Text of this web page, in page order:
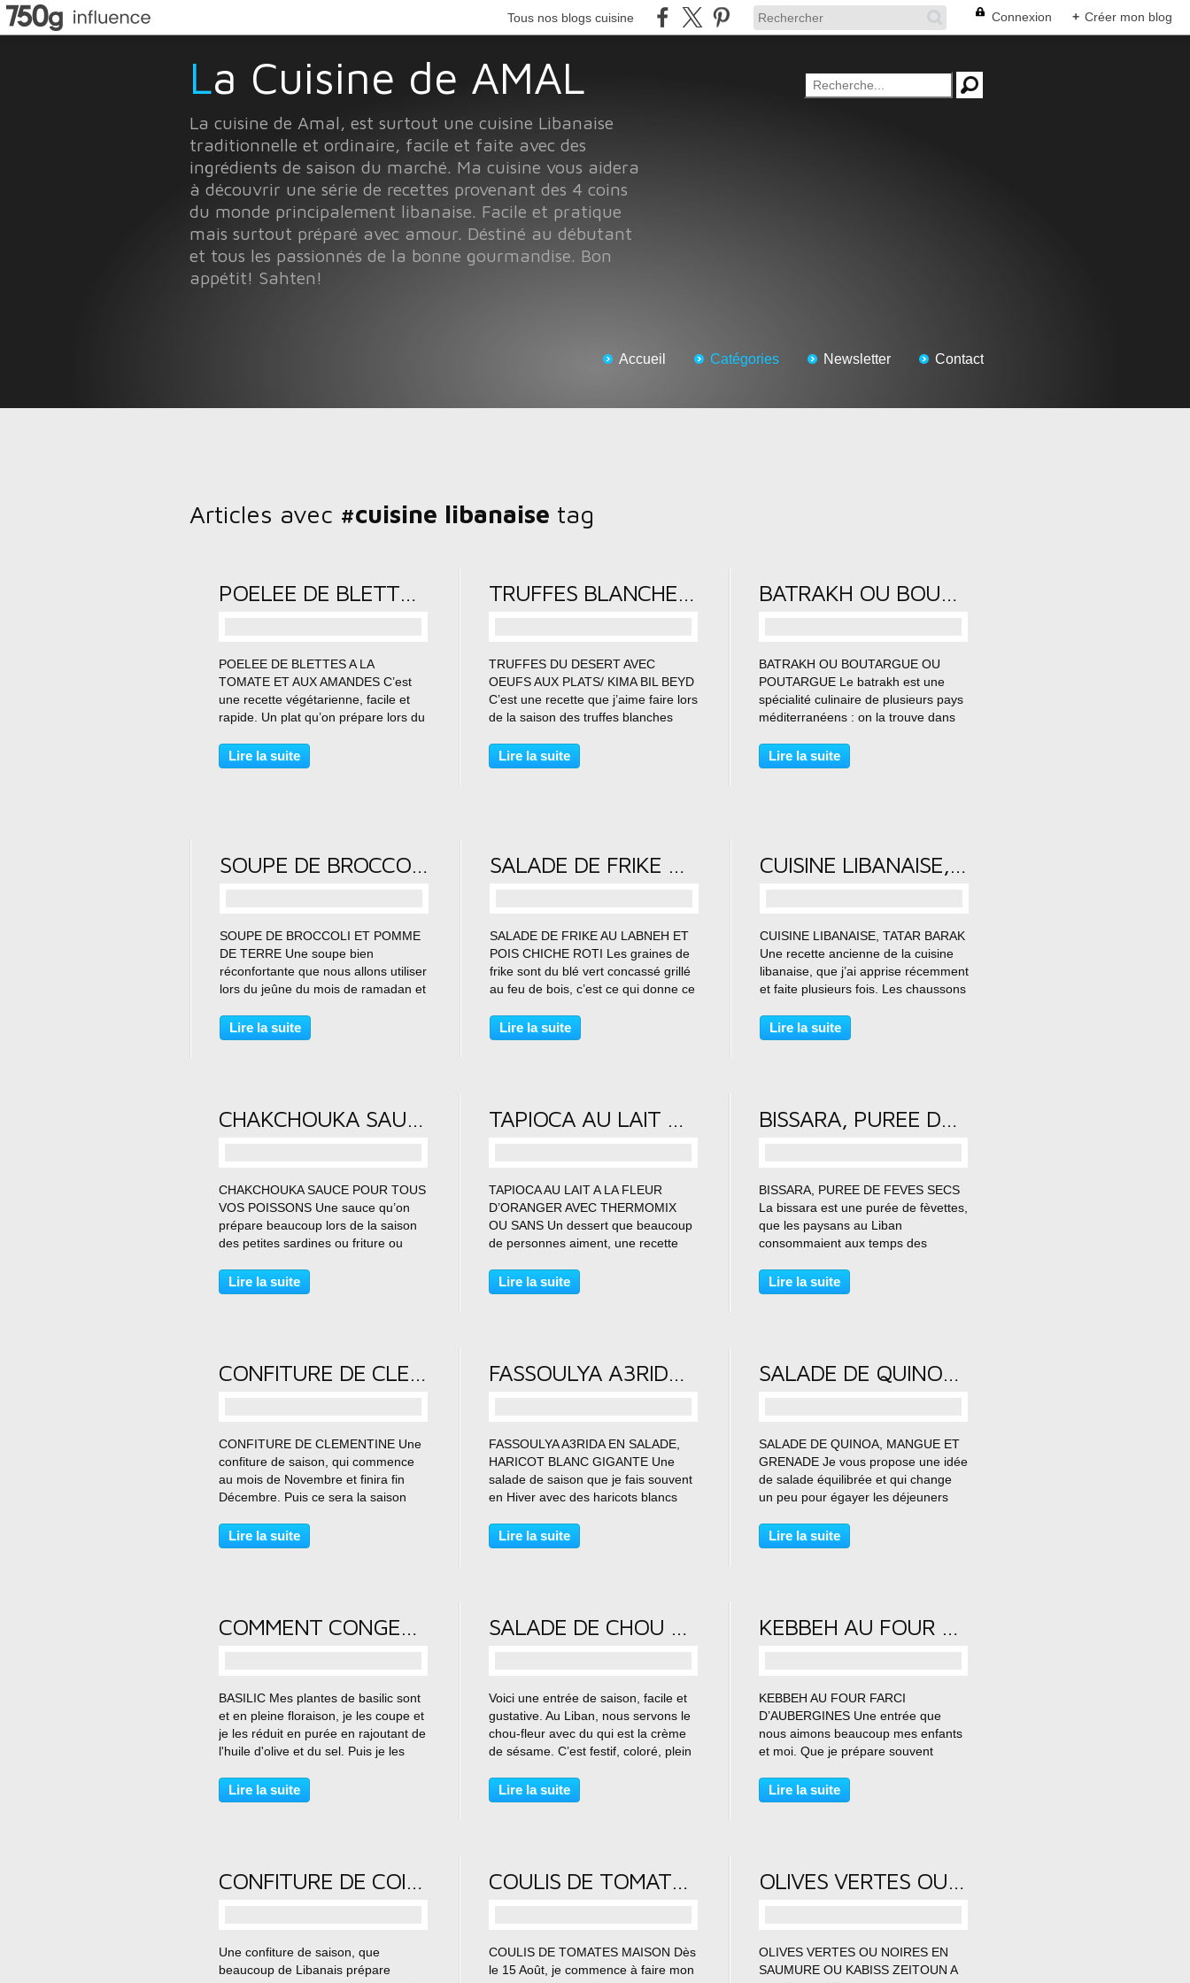
Tous nos blogs cuisine Connexion + Créer mon blog
La Cuisine de AMAL
La cuisine de Amal, est surtout une cuisine Libanaise
traditionnelle et ordinaire, facile et faite avec des
ingrédients de saison du marché. Ma cuisine vous aidera
à découvrir une série de recettes provenant des 4 coins
du monde principalement libanaise. Facile et pratique
mais surtout préparé avec amour. Déstiné au débutant
et tous les passionnés de la bonne gourmandise. Bon
appétit! Sahten!
Accueil Catégories Newsletter Contact
Articles avec #cuisine libanaise tag
POELEE DE BLETTES A LA TOMATE ET AUX AMANDES
POELEE DE BLETTES A LA
TOMATE ET AUX AMANDES C’est
une recette végétarienne, facile et
rapide. Un plat qu’on prépare lors du
Type de recette : poêlée de blettes
Cuisine: libanaise Temps de
Lire la suite
TRUFFES BLANCHES DU DESERT AVEC OEUFS AUX PLATS/ KIMA BIL BEYD
TRUFFES DU DESERT AVEC
OEUFS AUX PLATS/ KIMA BIL BEYD
C’est une recette que j’aime faire lors
de la saison des truffes blanches
utilis d’une façon simple et très
bonne. Préparation : 20 minutes
Lire la suite
BATRAKH OU BOUTARGUE OU POUTARGUE
BATRAKH OU BOUTARGUE OU
POUTARGUE Le batrakh est une
spécialité culinaire de plusieurs pays
méditerranéens : on la trouve dans
méditerranéens comme l’Italie, La
Turquie et l’Egypte. Les Japonais en
Lire la suite
SOUPE DE BROCCOLI ET POMME DE TERRE
SOUPE DE BROCCOLI ET POMME
DE TERRE Une soupe bien
réconfortante que nous allons utiliser
lors du jeûne du mois de ramadan et
ces jours-ci. J’utilise du riz en poudre
pour la rendre consistante. Auteur :
Lire la suite
SALADE DE FRIKE AU LABNEH ET POIS CHICHE ROTI
SALADE DE FRIKE AU LABNEH ET
POIS CHICHE ROTI Les graines de
frike sont du blé vert concassé grillé
au feu de bois, c’est ce qui donne ce
Amal Type de recette : salade de
frike Cuisine : libanaise Temps de
Lire la suite
CUISINE LIBANAISE, TATAR BARAK
CUISINE LIBANAISE, TATAR BARAK
Une recette ancienne de la cuisine
libanaise, que j’ai apprise récemment
et faite plusieurs fois. Les chaussons
gnocchis ou raviolis et puis leur
sauce est du yaourt parfumé à l’ail
Lire la suite
CHAKCHOUKA SAUCE POUR TOUS VOS POISSONS
CHAKCHOUKA SAUCE POUR TOUS
VOS POISSONS Une sauce qu’on
prépare beaucoup lors de la saison
des petites sardines ou friture ou
accompagner le poisson frit ou grillé.
Une recette très facile à faire et bien
Lire la suite
TAPIOCA AU LAIT A LA FLEUR D’ORANGER AVEC THERMOMIX OU SANS
TAPIOCA AU LAIT A LA FLEUR
D’ORANGER AVEC THERMOMIX
OU SANS Un dessert que beaucoup
de personnes aiment, une recette
est une fécule, utilisée en cuisine,
produite à partir des racines du
Lire la suite
BISSARA, PUREE DE FEVES SECS
BISSARA, PUREE DE FEVES SECS
La bissara est une purée de fèvettes,
que les paysans au Liban
consommaient aux temps des
les journées froides. Elle se déguste
avec un bon pain libanais (à la main
Lire la suite
CONFITURE DE CLEMENTINE
CONFITURE DE CLEMENTINE Une
confiture de saison, qui commence
au mois de Novembre et finira fin
Décembre. Puis ce sera la saison
bonnes en confiture puis il y aura les
kumquats. Auteur: Amal Type de
Lire la suite
FASSOULYA A3RIDA EN SALADE, HARICOT BLANC GIGANTE
FASSOULYA A3RIDA EN SALADE,
HARICOT BLANC GIGANTE Une
salade de saison que je fais souvent
en Hiver avec des haricots blancs
toujours de saison maintenant au
Liban. Une salade que nous
Lire la suite
SALADE DE QUINOA, MANGUE ET GRENADE
SALADE DE QUINOA, MANGUE ET
GRENADE Je vous propose une idée
de salade équilibrée et qui change
un peu pour égayer les déjeuners
recette Cuisine : Temps de
Préparation: minutes Temps de
Lire la suite
COMMENT CONGELER LE BASILIC AVEC THERMOMIX OU SANS
BASILIC Mes plantes de basilic sont
et en pleine floraison, je les coupe et
je les réduit en purée en rajoutant de
l'huile d'olive et du sel. Puis je les
est prêt pour les recettes ou j'utilise
de la basilic. Auteur:...
Lire la suite
SALADE DE CHOU FLEUR, OIGNON, TAHINI ET GRENADE
Voici une entrée de saison, facile et
gustative. Au Liban, nous servons le
chou-fleur avec du qui est la crème
de sésame. C’est festif, coloré, plein
En plus la version rôtie du chou-fleur
est plus légère...
Lire la suite
KEBBEH AU FOUR FARCI D’AUBERGINES
KEBBEH AU FOUR FARCI
D’AUBERGINES Une entrée que
nous aimons beaucoup mes enfants
et moi. Que je prépare souvent
tous les aubergines du jardin. Je
plante plusieurs pieds et plusieurs
Lire la suite
CONFITURE DE COING RAPE
Une confiture de saison, que
beaucoup de Libanais prépare
COULIS DE TOMATES MAISON
COULIS DE TOMATES MAISON Dès
le 15 Août, je commence à faire mon
OLIVES VERTES OU NOIRES EN SAUMURE OU KABISS ZEITOUN A LA LIBANAISE
OLIVES VERTES OU NOIRES EN
SAUMURE OU KABISS ZEITOUN A